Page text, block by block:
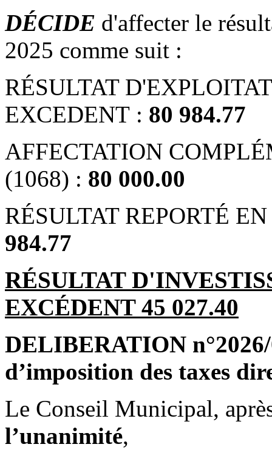
DÉCIDE d'affecter le
2025 comme suit :
RÉSULTAT
EXCEDENT : 80 984.77
AFFECTATION
(1068) : 80 000.00
RÉSULTAT REPORTÉ
984.77
RÉSULTAT
EXCÉDENT 45 027.40
DELIBERATION
d’imposition des taxes
Le Conseil Municipal,
l’unanimité,